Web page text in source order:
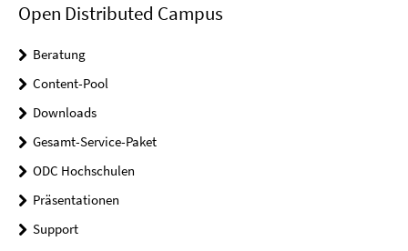
Open Distributed Campus
Beratung
Content-Pool
Downloads
Gesamt-Service-Paket
ODC Hochschulen
Präsentationen
Support